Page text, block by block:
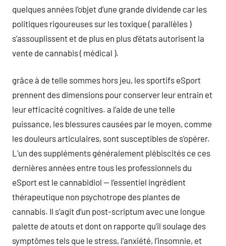
quelques années l’objet d’une grande dividende car les
politiques rigoureuses sur les toxique ( parallèles )
s’assouplissent et de plus en plus d’états autorisent la
vente de cannabis ( médical ).
grâce à de telle sommes hors jeu, les sportifs eSport
prennent des dimensions pour conserver leur entrain et
leur efficacité cognitives. a l’aide de une telle
puissance, les blessures causées par le moyen, comme
les douleurs articulaires, sont susceptibles de s’opérer.
L’un des suppléments généralement plébiscités ce ces
dernières années entre tous les professionnels du
eSport est le cannabidiol — l’essentiel ingrédient
thérapeutique non psychotrope des plantes de
cannabis. Il s’agit d’un post-scriptum avec une longue
palette de atouts et dont on rapporte qu’il soulage des
symptômes tels que le stress, l’anxiété, l’insomnie, et